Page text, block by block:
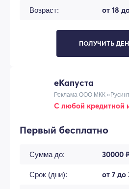
Возраст: от 18
ПОЛУЧИТЬ
еКапуста
Реклама ООО МКК
С любой кредитной
Первый бесплатно
Сумма до: 30000
Срок (дни): от 7 до